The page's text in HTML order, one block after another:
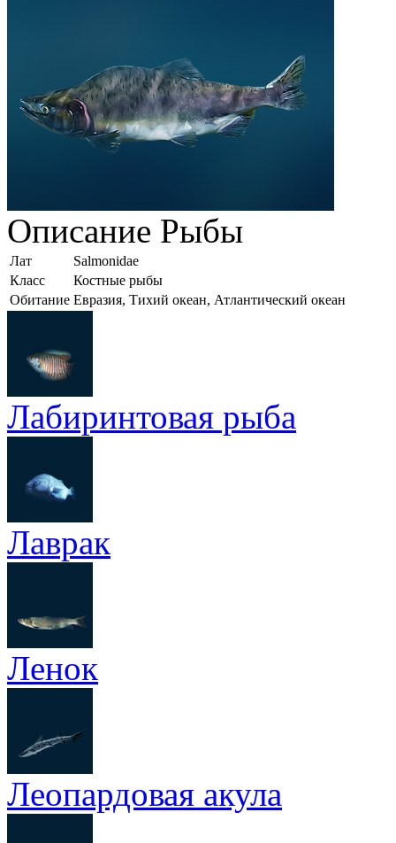
Описание Рыбы
Лат
Salmonidae
Класс
Костные рыбы
Обитание Евразия, Тихий океан, Атлантический океан
Лабиринтовая рыба
Лаврак
Ленок
Леопардовая акула